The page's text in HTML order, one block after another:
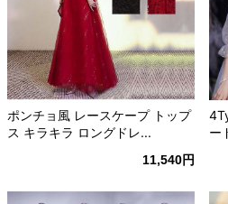
ポンチョ風 レースケープ トップ
ス キラキラ ロングドレ...
11,540円
ー